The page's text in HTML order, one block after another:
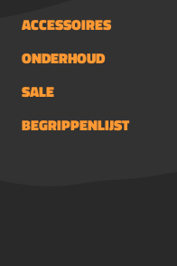
ACCESSOIRES
ONDERHOUD
SALE
BEGRIPPENLIJST